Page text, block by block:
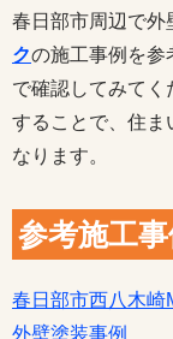
春日部市周辺で外
クの施工事例を参
で確認してみてく
することで、住ま
なります。
参考施工事
春日部市西八木崎
外壁塗装事例